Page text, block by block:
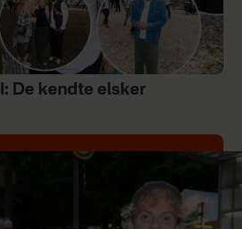
De kendte elsker